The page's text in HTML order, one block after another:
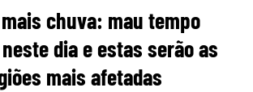
chuva: mau tempo
dia e estas serão as
mais afetadas